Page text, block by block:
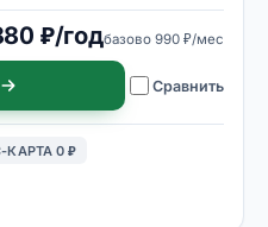
₽/годбазово 990 ₽/мес
Сравнить
КАРТА 0 ₽